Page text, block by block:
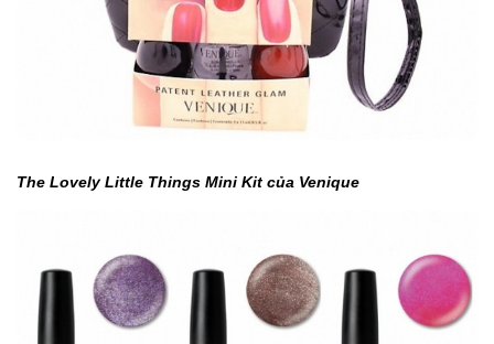
The Lovely Little Things Mini Kit của Venique